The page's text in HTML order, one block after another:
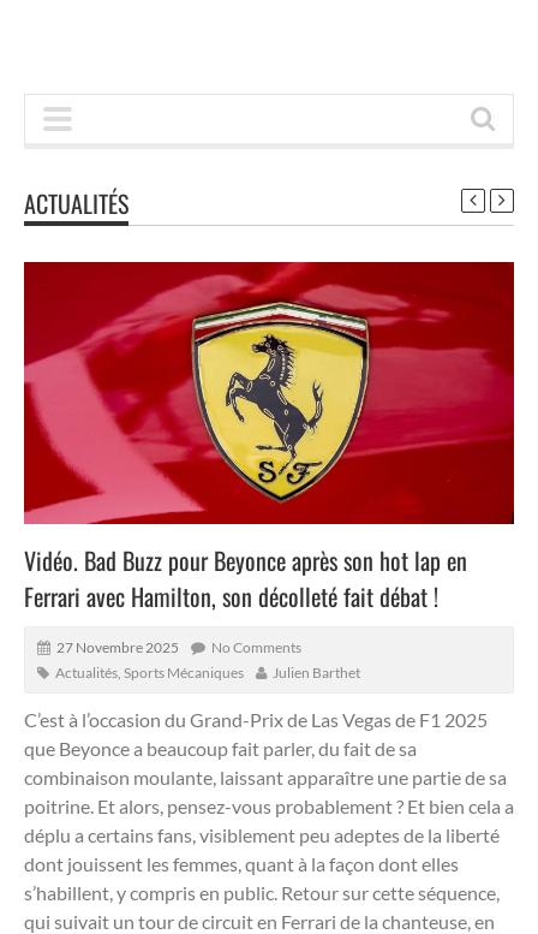
ACTUALITÉS
Vidéo. Bad Buzz pour Beyonce après son hot lap en
Ferrari avec Hamilton, son décolleté fait débat !
27 Novembre 2025
No Comments
Actualités Sports Mécaniques Julien Barthet
C’est à l’occasion du Grand-Prix de Las Vegas de F1 2025
que Beyonce a beaucoup fait parler, du fait de sa
combinaison moulante, laissant apparaître une partie de sa
poitrine. Et alors, pensez-vous probablement ? Et bien cela a
déplu a certains fans, visiblement peu adeptes de la liberté
dont jouissent les femmes, quant à la façon dont elles
s’habillent, y compris en public. Retour sur cette séquence,
qui suivait un tour de circuit en Ferrari de la chanteuse, en